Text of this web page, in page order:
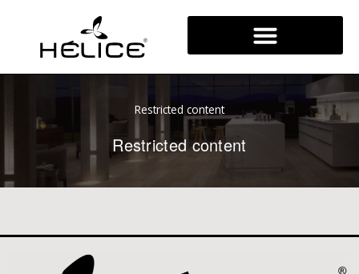
Restricted content
Restricted content